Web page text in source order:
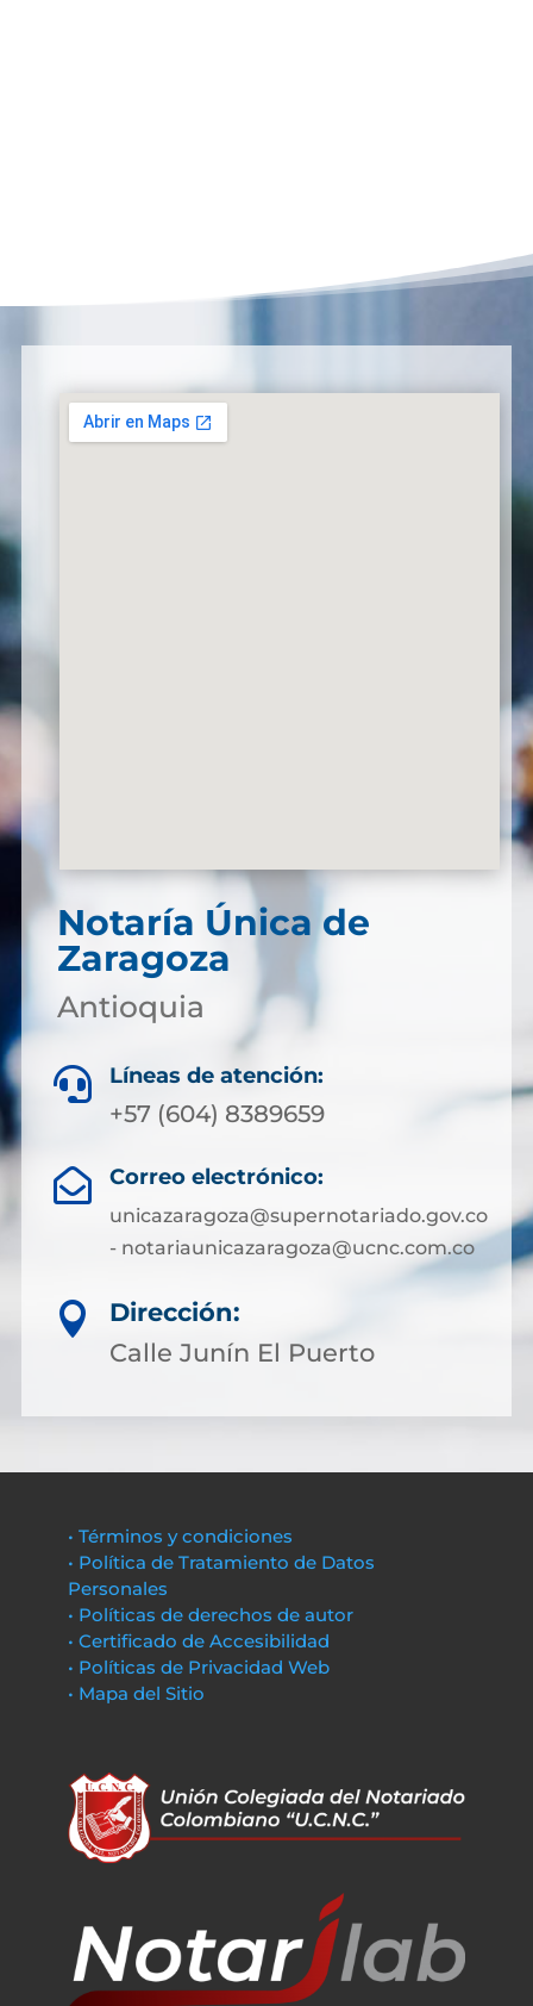
Notaría Única de
Zaragoza
Antioquia
 Líneas de atención:
+57 (604) 8389659
 Correo electrónico:
unicazaragoza@supernotariado.gov.co
- notariaunicazaragoza@ucnc.com.co

Dirección:
Calle Junín El Puerto
• Términos y condiciones
• Política de Tratamiento de Datos
Personales
• Políticas de derechos de autor
• Certificado de Accesibilidad
• Políticas de Privacidad Web
• Mapa del Sitio